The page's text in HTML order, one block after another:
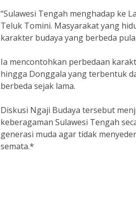
“Sulawesi Tengah menghadap ke
Teluk Tomini. Masyarakat yang
karakter budaya yang berbeda
Ia mencontohkan perbedaan
hingga Donggala yang terbentuk
berbeda sejak lama.
Diskusi Ngaji Budaya tersebut
keberagaman Sulawesi Tengah
generasi muda agar tidak
semata.*